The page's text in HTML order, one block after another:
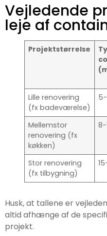
Vejledende
leje af
Projektstørrelse
Lille renovering
(fx badeværelse)
Mellemstor
renovering (fx
køkken)
8-
Stor renovering
(fx tilbygning)
Husk, at tallene er
altid afhænge af de
projekt.